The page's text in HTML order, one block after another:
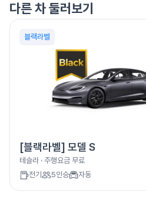
[블랙라벨] 디스커버리 스포츠의 주
다른 차 둘러보기
블랙라벨
[블랙라벨] 모델 S
테슬라 · 주행요금 무료
전기
5인승 자동